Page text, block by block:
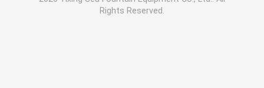
Rights Reserved.